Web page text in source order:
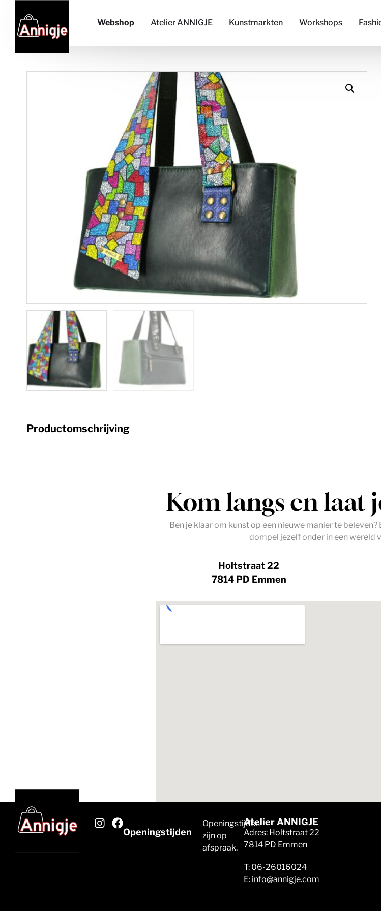
Webshop Atelier ANNIGJE Kunstmarkten Workshops
Productomschrijving
Kom langs en laat
Ben je klaar om kunst op een nieuwe manier te
dompel jezelf onder in een wereld
Holtstraat 22
7814 PD Emmen
Openingstijden
Openingstijden
zijn op
afspraak.
Atelier ANNIGJE
Adres: Holtstraat 22
7814 PD Emmen
T: 06-26016024
E: info@annigje.com